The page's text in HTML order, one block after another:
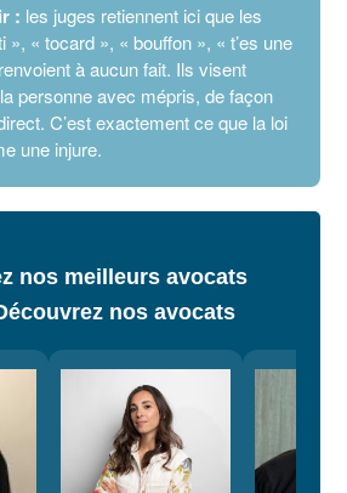
: les juges retiennent ici que les
», « tocard », « bouffon », « t’es une
à aucun fait. Ils visent
personne avec mépris, de façon
C’est exactement ce que la loi
une injure.
nos meilleurs avocats
nos avocats